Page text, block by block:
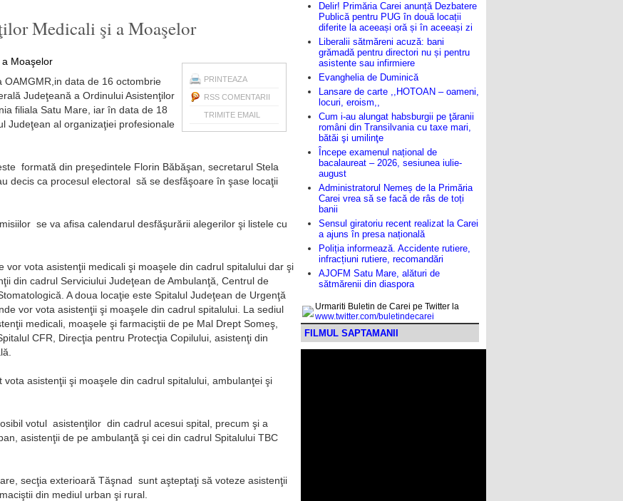
Medicali şi a Moaşelor
PRINTEAZA
RSS COMENTARII
TRIMITE EMAIL
data de 16 octombrie
Judeţeană a Ordinului Asistenţilor
filiala Satu Mare, iar în data de 18
Judeţean al organizaţiei profesionale
formată din preşedintele Florin Băbăşan, secretarul Stela
decis ca procesul electoral să se desfăşoare în şase locaţii
se va afisa calendarul desfăşurării alegerilor şi listele cu
vor vota asistenţii medicali şi moaşele din cadrul spitalului dar şi
din cadrul Serviciului Judeţean de Ambulanţă, Centrul de
A doua locaţie este Spitalul Judeţean de Urgenţă
vor vota asistenţii şi moaşele din cadrul spitalului. La sediul
medicali, moaşele şi farmaciştii de pe Mal Drept Someş,
CFR, Direcţia pentru Protecţia Copilului, asistenţi din
asistenţii şi moaşele din cadrul spitalului, ambulanţei şi
votul asistenţilor din cadrul acesui spital, precum şi a
asistenţii de pe ambulanţă şi cei din cadrul Spitalului TBC
secţia exterioară Tăşnad sunt aşteptaţi să voteze asistenţii
din mediul urban şi rural.
Delir! Primăria Carei anunță Dezbatere
Publică pentru PUG în două locații
diferite la aceeași oră și în aceeași zi
Liberalii sătmăreni acuză: bani
grămadă pentru directori nu și pentru
asistente sau infirmiere
Evanghelia de Duminică
Lansare de carte ,,HOTOAN – oameni,
locuri, eroism,,
Cum i-au alungat habsburgii pe ţăranii
români din Transilvania cu taxe mari,
bătăi şi umilinţe
Începe examenul național de
bacalaureat – 2026, sesiunea iulie-
august
Administratorul Nemeș de la Primăria
Carei vrea să se facă de râs de toți
banii
Sensul giratoriu recent realizat la Carei
a ajuns în presa națională
Poliția informează. Accidente rutiere,
infracțiuni rutiere, recomandări
AJOFM Satu Mare, alături de
sătmărenii din diaspora
Urmariti Buletin de Carei pe Twitter la
www.twitter.com/buletindecarei
FILMUL SAPTAMANII